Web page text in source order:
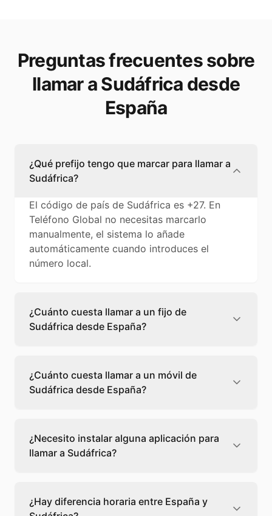
Preguntas frecuentes sobre
llamar a Sudáfrica desde
España
¿Qué prefijo tengo que marcar para llamar a
Sudáfrica?
El código de país de Sudáfrica es +27. En
Teléfono Global no necesitas marcarlo
manualmente, el sistema lo añade
automáticamente cuando introduces el
número local.
¿Cuánto cuesta llamar a un fijo de
Sudáfrica desde España?
cuesta 0,85 €/min con Teléfono Global. Verás
el precio exacto antes de marcar para que
sepas qué vas a gastar.
¿Cuánto cuesta llamar a un móvil de
Sudáfrica desde España?
cuesta 0,67 €/min con Teléfono Global. Pagas
solo los minutos que hablas, sin cuotas ni
permanencia.
¿Necesito instalar alguna aplicación para
llamar a Sudáfrica?
desde tu navegador web. Solo necesitas una
conexión a internet y podrás llamar
¿Hay diferencia horaria entre España y